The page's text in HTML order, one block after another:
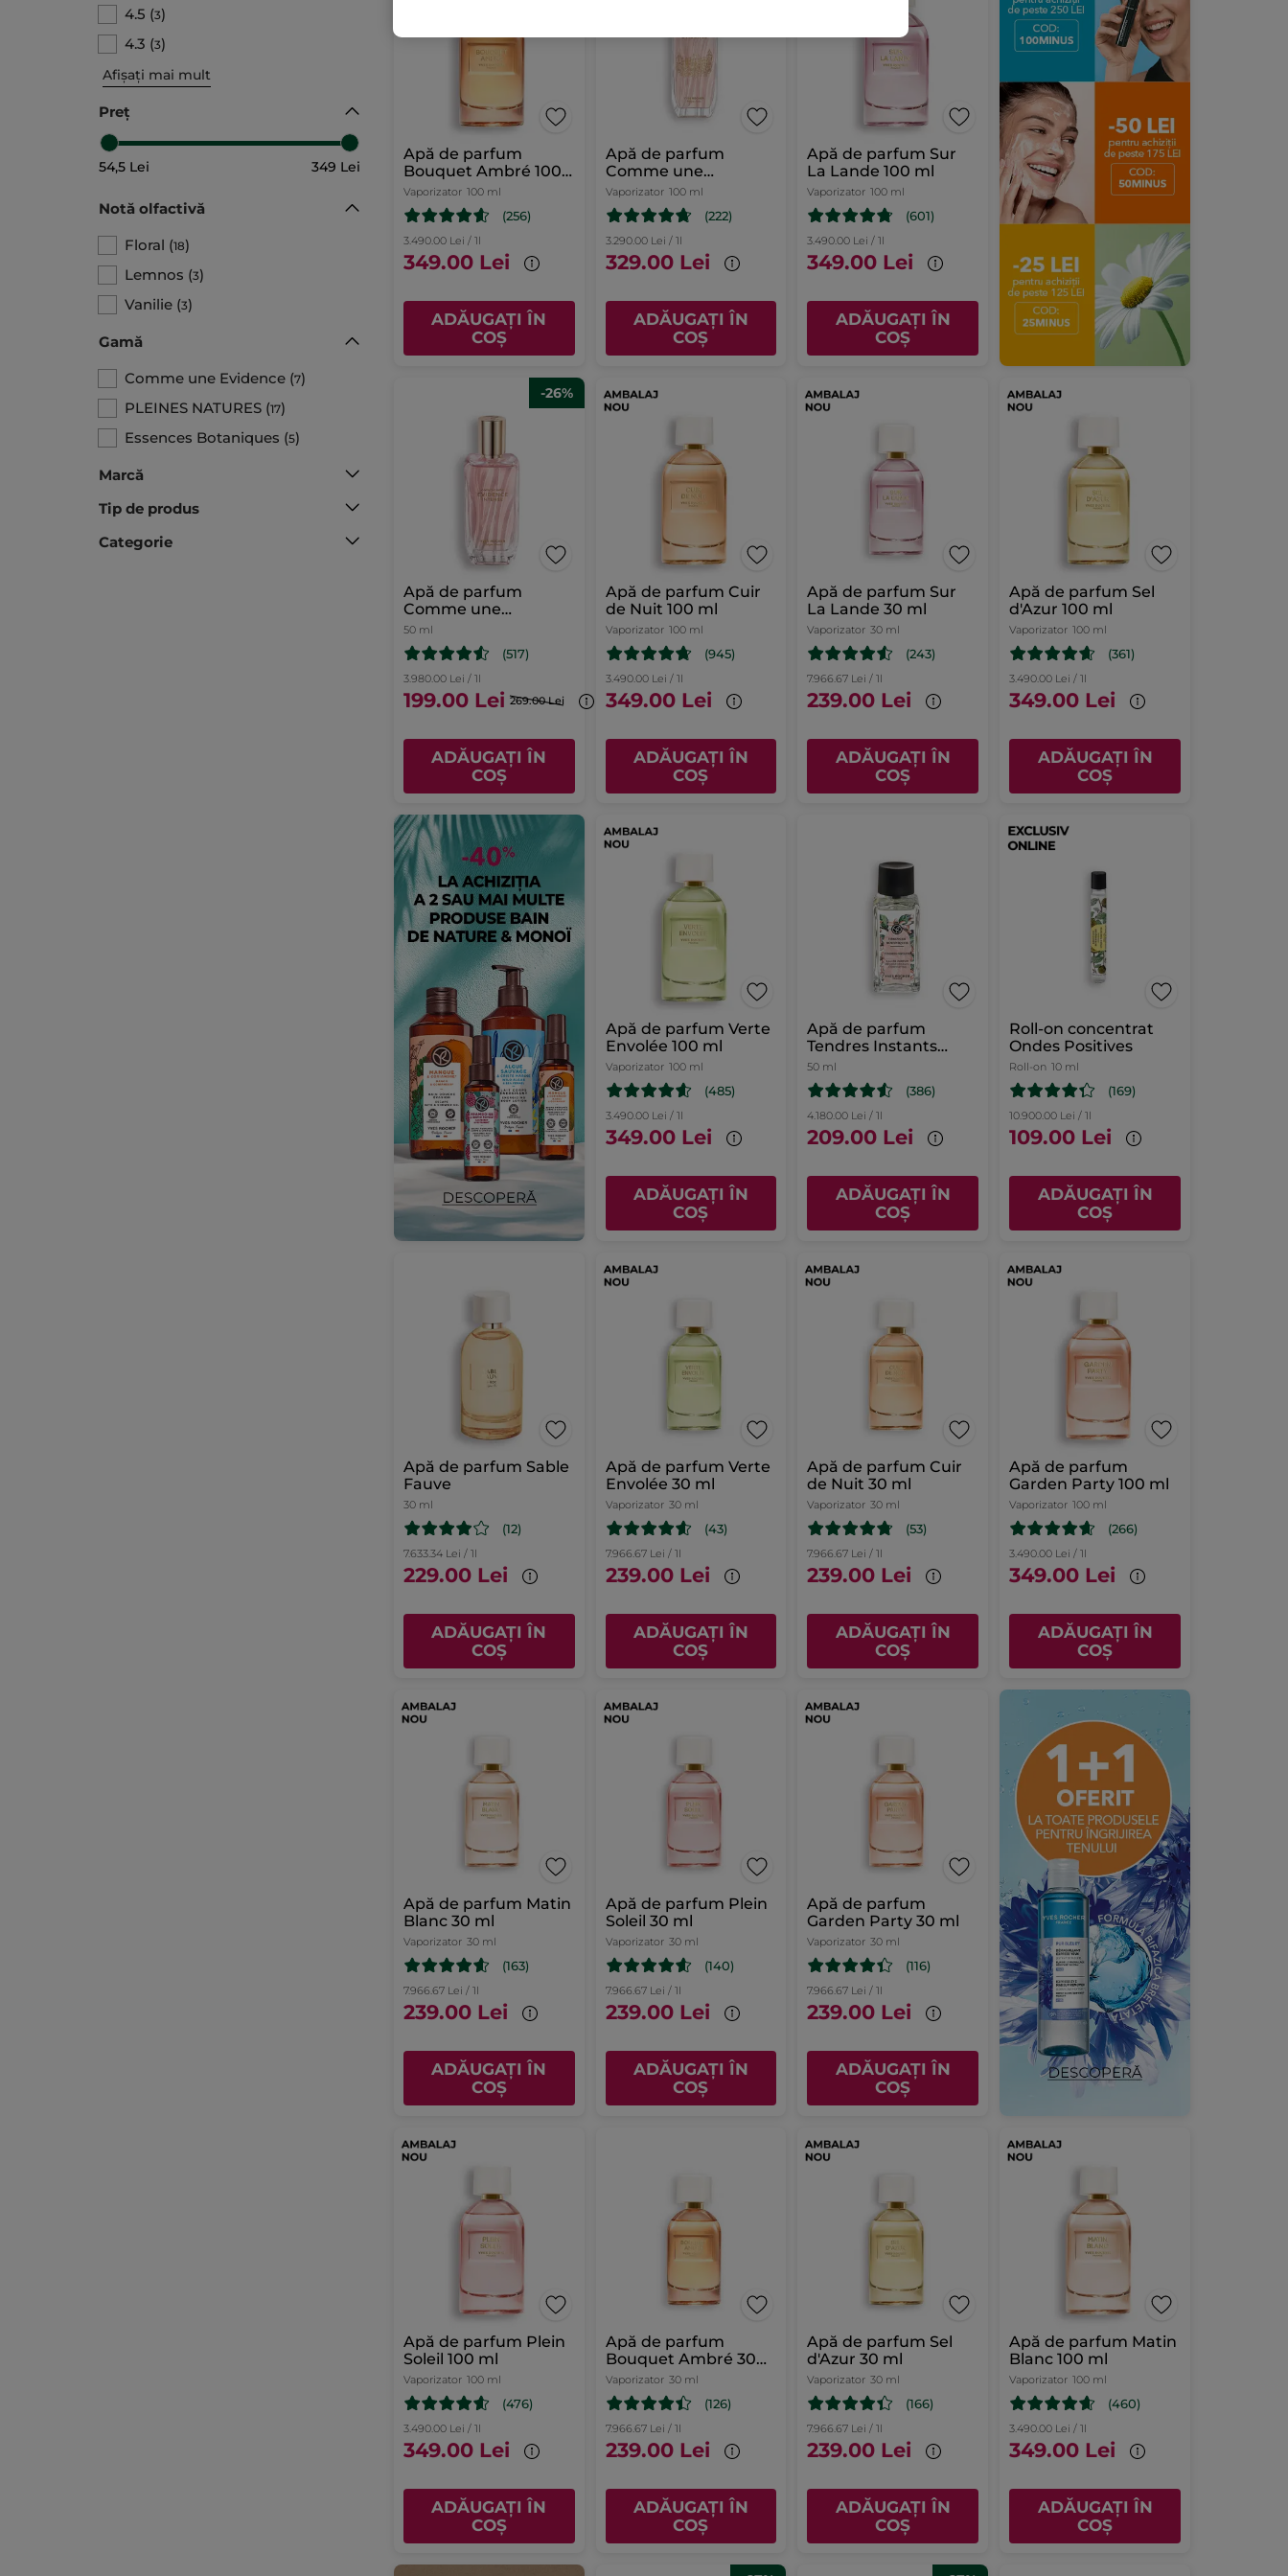
4.5 (3)
4.3 (3)
Afișați mai mult
Preț
54,5 Lei 349 Lei
Notă olfactivă
Floral (18)
Lemnos (3)
Vanilie (3)
Gamă
Comme une Evidence (7)
PLEINES NATURES (17)
Essences Botaniques (5)
Marcă
Tip de produs​
Categorie
Apă de parfum
Bouquet Ambré 100
ml
Vaporizator 100 ml
(256)
3.490.00 Lei / 1l
349.00 Lei
ADĂUGAȚI ÎN
COȘ
Apă de parfum
Comme une
Evidence - EDIȚIE DE
COLECȚIE
Vaporizator 100 ml
(222)
3.290.00 Lei / 1l
329.00 Lei
ADĂUGAȚI ÎN
COȘ
Apă de parfum Sur
La Lande 100 ml
Vaporizator 100 ml
(601)
3.490.00 Lei / 1l
349.00 Lei
ADĂUGAȚI ÎN
COȘ
-26%
Apă de parfum
Comme une
Evidence Intense
50ml
50 ml
(517)
3.980.00 Lei / 1l
199.00 Lei 269.00 Lei
ADĂUGAȚI ÎN
COȘ
Apă de parfum Cuir
de Nuit 100 ml
Vaporizator 100 ml
(945)
3.490.00 Lei / 1l
349.00 Lei
ADĂUGAȚI ÎN
COȘ
Apă de parfum Sur
La Lande 30 ml
Vaporizator 30 ml
(243)
7.966.67 Lei / 1l
239.00 Lei
ADĂUGAȚI ÎN
COȘ
Apă de parfum Sel
d'Azur 100 ml
Vaporizator 100 ml
(361)
3.490.00 Lei / 1l
349.00 Lei
ADĂUGAȚI ÎN
COȘ
Apă de parfum Verte
Envolée 100 ml
Vaporizator 100 ml
(485)
3.490.00 Lei / 1l
349.00 Lei
ADĂUGAȚI ÎN
COȘ
Apă de parfum
Tendres Instants
50ml
50 ml
(386)
4.180.00 Lei / 1l
209.00 Lei
ADĂUGAȚI ÎN
COȘ
Roll-on concentrat
Ondes Positives
Roll-on 10 ml
(169)
10.900.00 Lei / 1l
109.00 Lei
ADĂUGAȚI ÎN
COȘ
Apă de parfum Sable
Fauve
30 ml
(12)
7.633.34 Lei / 1l
229.00 Lei
ADĂUGAȚI ÎN
COȘ
Apă de parfum Verte
Envolée 30 ml
Vaporizator 30 ml
(43)
7.966.67 Lei / 1l
239.00 Lei
ADĂUGAȚI ÎN
COȘ
Apă de parfum Cuir
de Nuit 30 ml
Vaporizator 30 ml
(53)
7.966.67 Lei / 1l
239.00 Lei
ADĂUGAȚI ÎN
COȘ
Apă de parfum
Garden Party 100 ml
Vaporizator 100 ml
(266)
3.490.00 Lei / 1l
349.00 Lei
ADĂUGAȚI ÎN
COȘ
Apă de parfum Matin
Blanc 30 ml
Vaporizator 30 ml
(163)
7.966.67 Lei / 1l
239.00 Lei
ADĂUGAȚI ÎN
COȘ
Apă de parfum Plein
Soleil 30 ml
Vaporizator 30 ml
(140)
7.966.67 Lei / 1l
239.00 Lei
ADĂUGAȚI ÎN
COȘ
Apă de parfum
Garden Party 30 ml
Vaporizator 30 ml
(116)
7.966.67 Lei / 1l
239.00 Lei
ADĂUGAȚI ÎN
COȘ
Apă de parfum Plein
Soleil 100 ml
Vaporizator 100 ml
(476)
3.490.00 Lei / 1l
349.00 Lei
ADĂUGAȚI ÎN
COȘ
Apă de parfum
Bouquet Ambré 30
ml
Vaporizator 30 ml
(126)
7.966.67 Lei / 1l
239.00 Lei
ADĂUGAȚI ÎN
COȘ
Apă de parfum Sel
d'Azur 30 ml
Vaporizator 30 ml
(166)
7.966.67 Lei / 1l
239.00 Lei
ADĂUGAȚI ÎN
COȘ
Apă de parfum Matin
Blanc 100 ml
Vaporizator 100 ml
(460)
3.490.00 Lei / 1l
349.00 Lei
ADĂUGAȚI ÎN
COȘ